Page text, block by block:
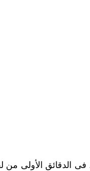
فى الدقائق الأولى